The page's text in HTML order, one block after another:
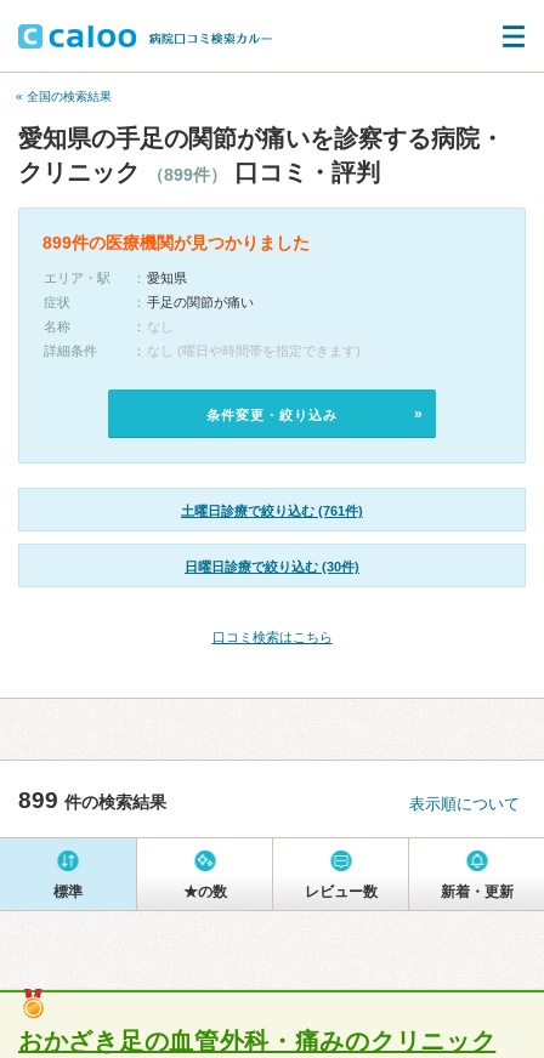
« 全国の検索結果
愛知県の手足の関節が痛いを診察する病院・
クリニック
（899件） 口コミ・評判
899件の医療機関が見つかりました
エリア・駅
愛知県
症状
手足の関節が痛い
名称
なし
詳細条件
なし (曜日や時間帯を指定できます)
条件変更・絞り込み
土曜日診療で絞り込む (761件)
日曜日診療で絞り込む (30件)
口コミ検索はこちら
899 件の検索結果 表示順について
標準 ★の数 レビュー数 新着・更新
おかざき足の血管外科・痛みのクリニック